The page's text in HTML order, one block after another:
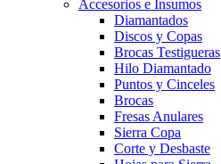
Accesorios e Insumos
Diamantados
Discos y Copas
Brocas Testigueras
Hilo Diamantado
Puntos y Cinceles
Brocas
Fresas Anulares
Sierra Copa
Corte y Desbaste